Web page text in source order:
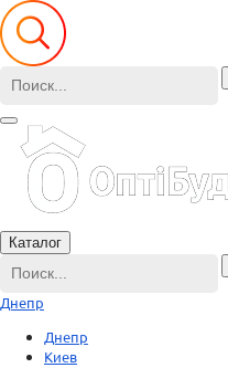
Каталог
Днепр
Днепр
Киев